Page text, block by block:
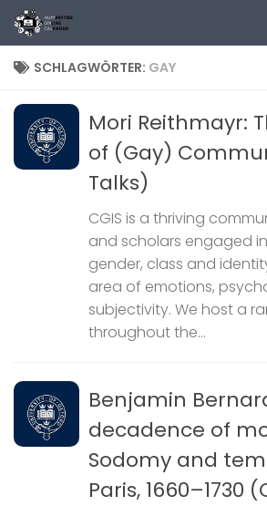
Zum Inhalt springen
SCHLAGWÖRTER: GAY
Mori Reithmayr:
of (Gay)
Talks)
CGIS is a thriving
and scholars engaged
gender, class and
area of emotions,
subjectivity. We host a
throughout the...
Benjamin
decadence of
Sodomy and
Paris, 1660–1730